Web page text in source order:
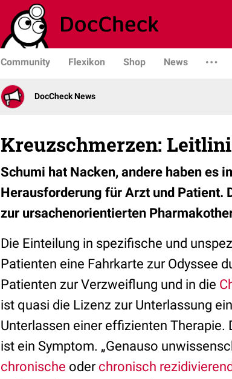
Community Flexikon Shop News
DocCheck News
Kreuzschmerzen:
Schumi hat Nacken, andere haben es
Herausforderung für Arzt und Patient.
zur ursachenorientierten
Die Einteilung in spezifische und
Patienten eine Fahrkarte zur Odyssee
Patienten zur Verzweiflung und in die
ist quasi die Lizenz zur Unterlassung
Unterlassen einer effizienten Therapie.
ist ein Symptom. „Genauso
chronische oder chronisch